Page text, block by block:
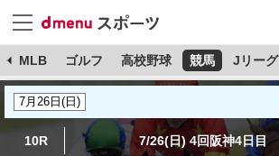
MLB ゴルフ 高校野球 競馬 Jリーグ
10R 7/26(日) 4回阪神4日目